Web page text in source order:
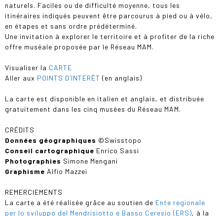
naturels. Faciles ou de difficulté moyenne, tous les
itinéraires indiqués peuvent être parcourus à pied ou à vélo,
en étapes et sans ordre prédéterminé.
Une invitation à explorer le territoire et à profiter de la riche
offre muséale proposée par le Réseau MAM.
Visualiser la CARTE
Aller aux POINTS D’INTERÊT (en anglais)
La carte est disponible en italien et anglais, et distribuée
gratuitement dans les cinq musées du Réseau MAM.
CRÉDITS
Données géographiques ©Swisstopo
Conseil cartographique Enrico Sassi
Photographies Simone Mengani
Graphisme Alfio Mazzei
REMERCIEMENTS
La carte a été réalisée grâce au soutien de Ente regionale
per lo sviluppo del Mendrisiotto e Basso Ceresio (ERS), à la